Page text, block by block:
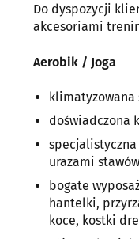
Do dyspozycji
akcesoriami
Aerobik / Joga
klimatyzowana
doświadczona
urazami
bogate
hantelki,
koce, kostki